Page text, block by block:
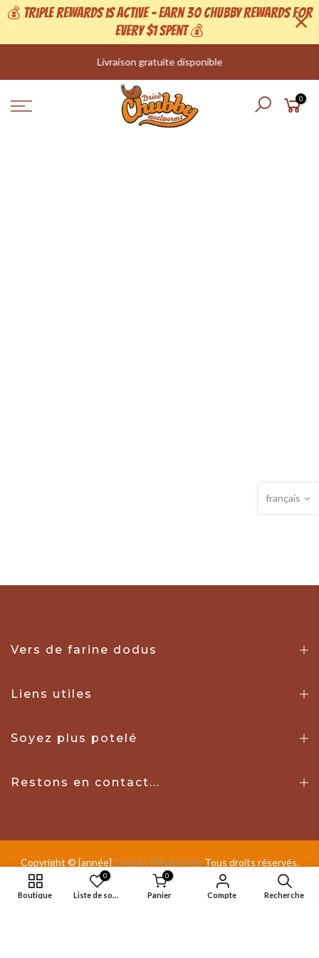
💰 Triple Rewards is active - Earn 30 Chubby Rewards For
Every $1 Spent 💰
Livraison gratuite disponible
0
Vers de farine dodus
Liens utiles
Soyez plus potelé
Restons en contact...
Copyright © [année] Chubby Mealworms Tous droits réservés.
Tous les prix sont en CAD.
Commandes d'abonnement
français
Boutique
0
Liste de souhaits
0
Panier Compte Recherche